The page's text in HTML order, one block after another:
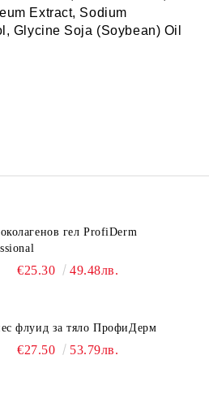
Extract, Sodium
Glycine Soja (Soybean) Oil
гел ProfiDerm
€25.30 49.48лв.
флуид за тяло ПрофиДерм
€27.50 53.79лв.